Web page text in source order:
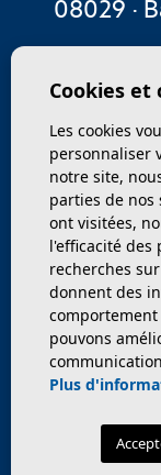
08029 ·
Cookies
Les cookies
personnaliser
notre site,
parties de nos
ont visitées,
l'efficacité des
recherches
donnent des
pouvons
Plus